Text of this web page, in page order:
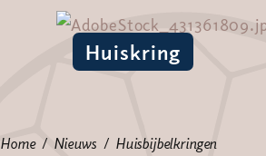
Huiskring
Home Nieuws Huisbijbelkringen